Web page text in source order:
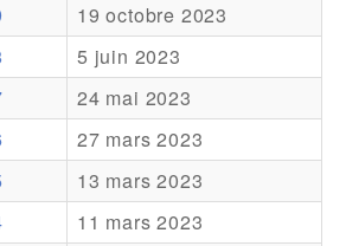
19 octobre 2023
5 juin 2023
24 mai 2023
27 mars 2023
13 mars 2023
11 mars 2023